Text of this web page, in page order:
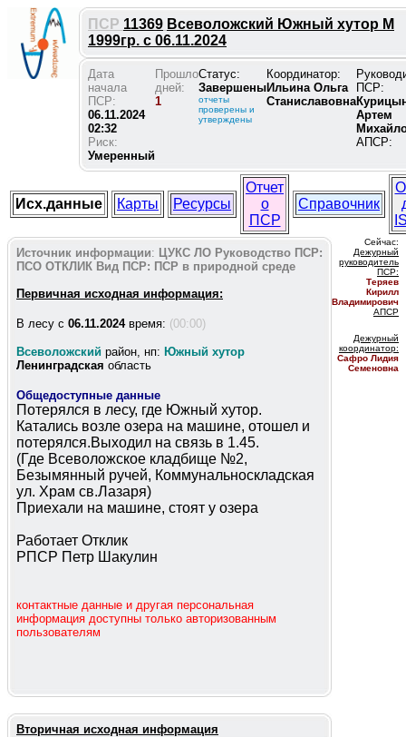
ПСР 11369 Всеволожский Южный хутор М
1999гр. с 06.11.2024
Дата
начала
ПСР:
06.11.2024
02:32
Риск:
Умеренный
Прошло
дней:
1
Статус:
Завершены
отчеты
проверены и
утверждены
Координатор:
Ильина Ольга
Станиславовна
ПСР:
Артем
АПСР:
Исх.данные Карты Ресурсы
Отчет
о
ПСР
Справочник
Источник информации: ЦУКС ЛО Руководство ПСР:
ПСО ОТКЛИК Вид ПСР: ПСР в природной среде
Первичная исходная информация:
В лесу c 06.11.2024время: (00:00)
Всеволожский район, нп: Южный хутор
Ленинградская область
Общедоступные данные
Потерялся в лесу, где Южный хутор.
Катались возле озера на машине, отошел и
потерялся.Выходил на связь в 1.45.
(Где Всеволожское кладбище №2,
Безымянный ручей, Коммунальноскладская
ул. Храм св.Лазаря)
Приехали на машине, стоят у озера
Работает Отклик
РПСР Петр Шакулин
контактные данные и другая персональная
информация доступны только авторизованным
пользователям
Сейчас:
Дежурный
руководитель
ПСР:
Теряев
Кирилл
Владимирович
АПСР
Дежурный
координатор:
Сафро Лидия
Семеновна
Вторичная исходная информация